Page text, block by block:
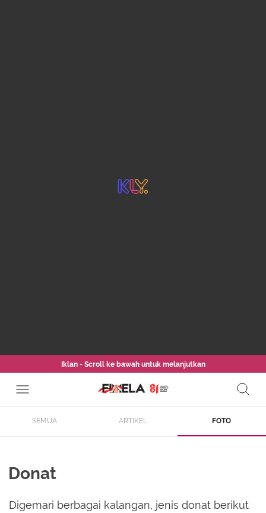
Iklan - Scroll ke bawah untuk melanjutkan
SEMUA ARTIKEL FOTO
Donat
Digemari berbagai kalangan, jenis donat berikut